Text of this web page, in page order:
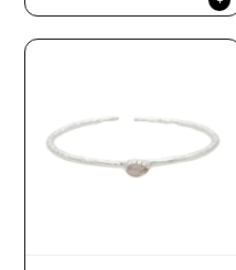
Armani
Exchange
Accesorios
BLOG